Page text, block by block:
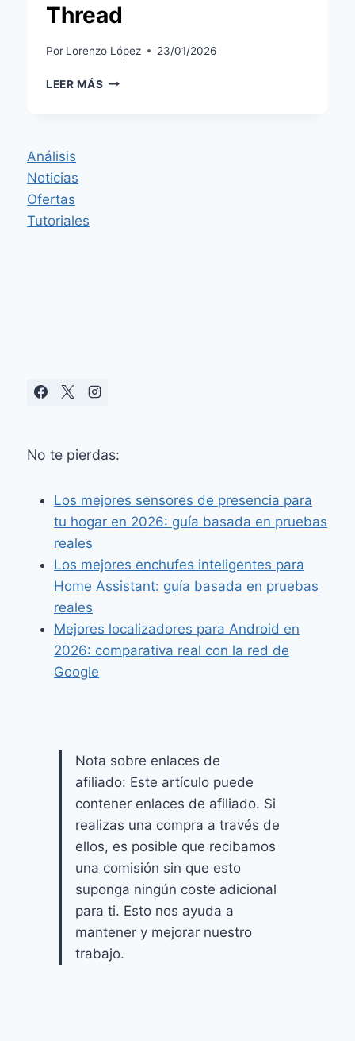
Thread
Por Lorenzo López 23/01/2026
LEER MÁS XIAOMI
Análisis
Noticias
Ofertas
Tutoriales
No te pierdas:
Los mejores sensores de presencia para
tu hogar en 2026: guía basada en pruebas
reales
Los mejores enchufes inteligentes para
Home Assistant: guía basada en pruebas
reales
Mejores localizadores para Android en
2026: comparativa real con la red de
Google
Nota sobre enlaces de
afiliado: Este artículo puede
contener enlaces de afiliado. Si
realizas una compra a través de
ellos, es posible que recibamos
una comisión sin que esto
suponga ningún coste adicional
para ti. Esto nos ayuda a
mantener y mejorar nuestro
trabajo.